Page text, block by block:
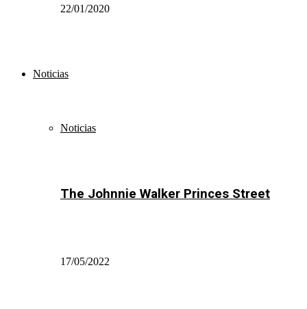
22/01/2020
Noticias
Noticias
The Johnnie Walker Princes Street
17/05/2022